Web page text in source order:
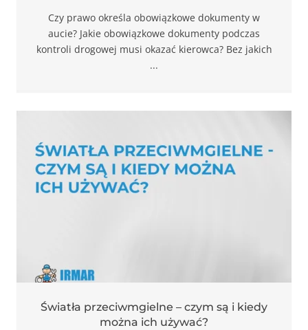
Czy prawo określa obowiązkowe dokumenty w
aucie? Jakie obowiązkowe dokumenty podczas
kontroli drogowej musi okazać kierowca? Bez jakich
...
Światła przeciwmgielne – czym są i kiedy
można ich używać?
działała jak
najlepiej
podczas twojego
znikną ze strony
Marketing
spersonalizowanych
treści i ofert.